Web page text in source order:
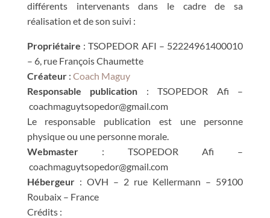
différents intervenants dans le cadre de sa
réalisation et de son suivi :
Propriétaire : TSOPEDOR AFI – 52224961400010
– 6, rue François Chaumette
Créateur : Coach Maguy
Responsable publication
: TSOPEDOR Afi –
coachmaguytsopedor@gmail.com
Le responsable publication est une personne
physique ou une personne morale.
Webmaster
: TSOPEDOR Afi –
coachmaguytsopedor@gmail.com
Hébergeur : OVH – 2 rue Kellermann – 59100
Roubaix – France
Crédits :